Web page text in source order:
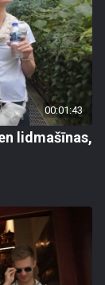
00:01:43
lidmašīnas,